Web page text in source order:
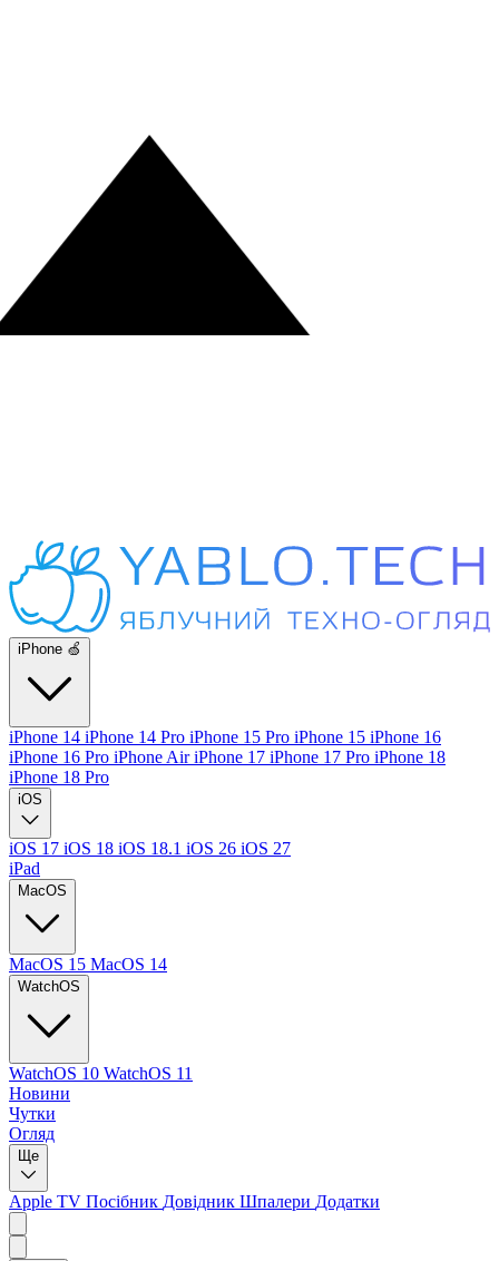
iPhone 🍏
iPhone 14 iPhone 14 Pro iPhone 15 Pro iPhone 15 iPhone 16
iPhone 16 Pro iPhone AiriPhone 17 iPhone 17 Pro iPhone 18
iPhone 18 Pro
iOS
iOS 17 iOS 18 iOS 18.1 iOS 26 iOS 27
iPad
MacOS
MacOS 15 MacOS 14
WatchOS
WatchOS 10 WatchOS 11
Новини
Чутки
Огляд
Ще
Apple TV Посібник Довідник Шпалери Додатки